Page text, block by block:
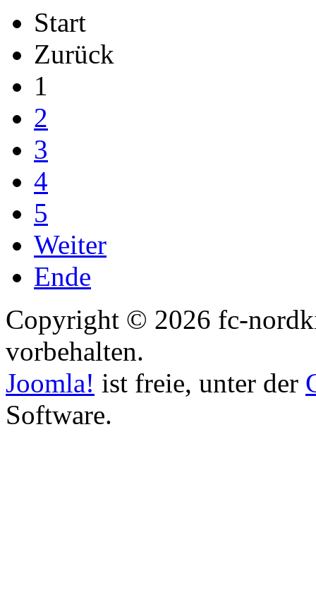
Start
Zurück
1
2
3
4
5
Weiter
Ende
Copyright © 2026 fc-
vorbehalten.
Joomla! ist freie, unter der
Software.